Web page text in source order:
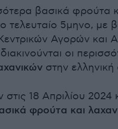
βασικά φρούτα
τελευταίο 5μηνο, με
Αγορών και
οι
στην
18 Απριλίου 2024
φρούτα και